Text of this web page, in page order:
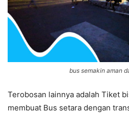
bus semakin aman
Terobosan lainnya adalah Tiket
membuat Bus setara dengan